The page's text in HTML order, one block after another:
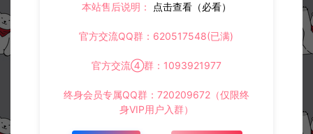
本站售后说明： 点击查看（必看）
官方交流QQ群：620517548(已满)
官方交流④群：1093921977
终身会员专属QQ群：720209672（仅限终
身VIP用户入群）